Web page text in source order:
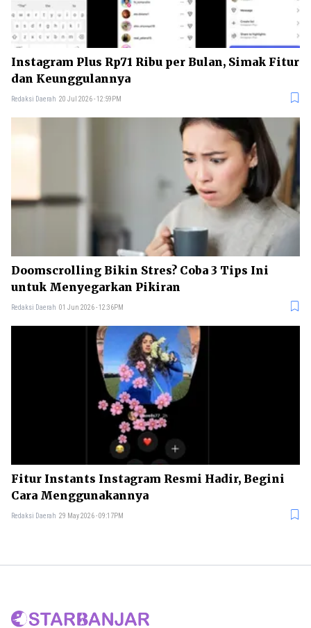
Instagram Plus Rp71 Ribu per Bulan, Simak Fitur
dan Keunggulannya
Redaksi Daerah 20 Jul 2026 - 12:59PM
Doomscrolling Bikin Stres? Coba 3 Tips Ini
untuk Menyegarkan Pikiran
Redaksi Daerah 01 Jun 2026 - 12:36PM
Fitur Instants Instagram Resmi Hadir, Begini
Cara Menggunakannya
Redaksi Daerah 29 May 2026 - 09:17PM